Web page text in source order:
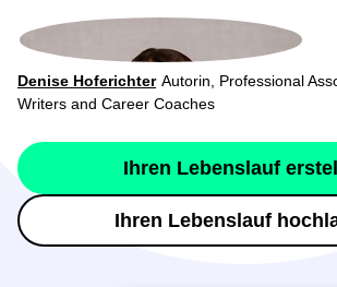
Denise Hoferichter Autorin, Professional
Writers and Career Coaches
Ihren Lebenslauf
Ihren Lebenslauf